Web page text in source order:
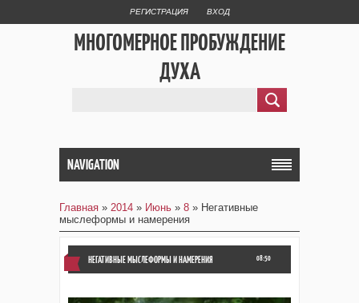
РЕГИСТРАЦИЯ ВХОД
МНОГОМЕРНОЕ ПРОБУЖДЕНИЕ
ДУХА
NAVIGATION
Главная » 2014 » Июнь » 8 » Негативные
мыслеформы и намерения
08:50
НЕГАТИВНЫЕ МЫСЛЕФОРМЫ И НАМЕРЕНИЯ